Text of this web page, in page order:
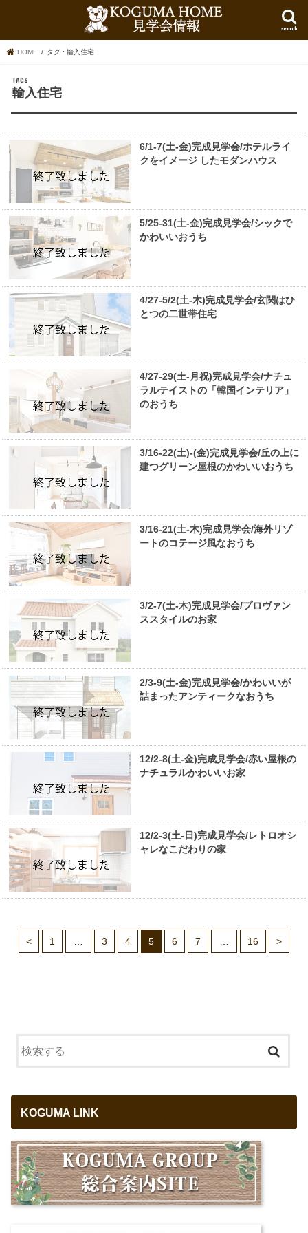
search
HOME タグ : 輸入住宅
輸入住宅
6/1-7(土-金)完成見学会/ホテルライ
クをイメージ したモダンハウス
5/25-31(土-金)完成見学会/シックで
かわいいおうち
4/27-5/2(土-木)完成見学会/玄関はひ
とつの二世帯住宅
4/27-29(土-月祝)完成見学会/ナチュ
ラルテイストの「韓国インテリア」
のおうち
3/16-22(土)-(金)完成見学会/丘の上に
建つグリーン屋根のかわいいおうち
3/16-21(土-木)完成見学会/海外リゾ
ートのコテージ風なおうち
3/2-7(土-木)完成見学会/プロヴァン
ススタイルのお家
2/3-9(土-金)完成見学会/かわいいが
詰まったアンティークなおうち
12/2-8(土-金)完成見学会/赤い屋根の
ナチュラルかわいいお家
12/2-3(土-日)完成見学会/レトロオシ
ャレなこだわりの家
< 1 … 3 4 5 6 7 … 16 >
KOGUMA LINK